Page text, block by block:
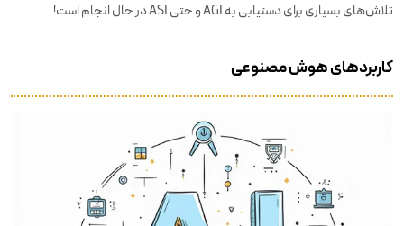
تلاش‌های بسیاری برای دستیابی به AGI و حتی ASI در حال انجام است!
کاربردهای هوش مصنوعی